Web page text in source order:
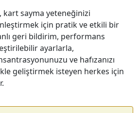
kart sayma yeteneğinizi
için pratik ve etkili bir
geri bildirim, performans
ayarlarla,
ve hafızanızı
geliştirmek isteyen herkes için